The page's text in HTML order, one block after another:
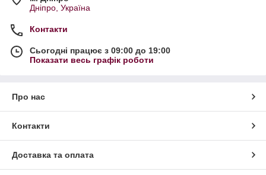
Дніпро, Україна
Контакти
Сьогодні працює з 09:00 до 19:00
Показати весь графік роботи
Про нас
Контакти
Доставка та оплата